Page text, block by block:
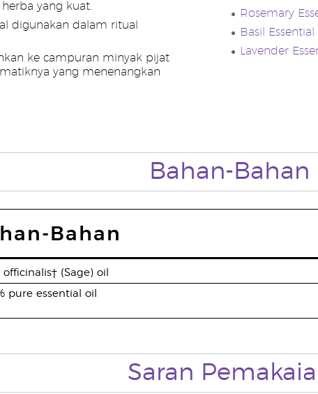
yang kuat.
digunakan dalam ritual
ke campuran minyak pijat
yang menenangkan
Rosemary
Basil Essential
Lavender
Bahan-Bahan
Bahan
officinalis† (Sage) oil
pure essential oil
Saran